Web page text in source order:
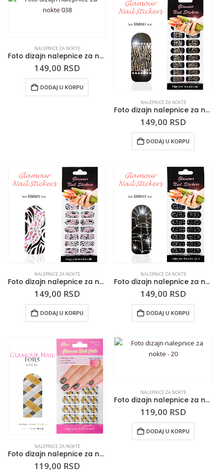
NALEPNICE ZA NOKTE
Foto dizajn nalepnice za nokte 038
149,00 RSD
DODAJ U KORPU
NALEPNICE ZA NOKTE
Foto dizajn nalepnice za nokte 037
149,00 RSD
DODAJ U KORPU
NALEPNICE ZA NOKTE
Foto dizajn nalepnice za nokte 022
149,00 RSD
DODAJ U KORPU
NALEPNICE ZA NOKTE
Foto dizajn nalepnice za nokte 012
149,00 RSD
DODAJ U KORPU
NALEPNICE ZA NOKTE
Foto dizajn nalepnice za nokte – 16
119,00 RSD
NALEPNICE ZA NOKTE
Foto dizajn nalepnice za nokte – 20
119,00 RSD
DODAJ U KORPU